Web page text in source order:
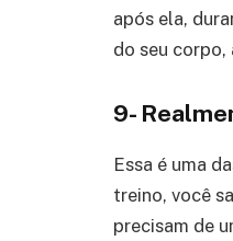
após ela,
do seu corpo,
9-
Essa é uma
treino, você
precisam de